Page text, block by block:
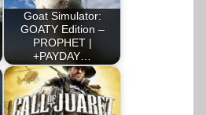
Goat Simulator:
GOATY Edition –
PROPHET |
+PAYDAY…